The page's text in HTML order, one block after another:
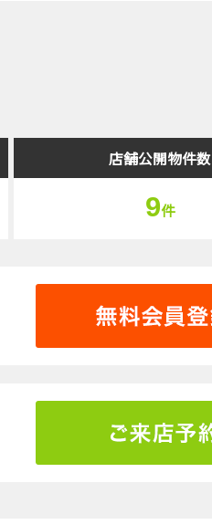
店舗公開物件数
9件